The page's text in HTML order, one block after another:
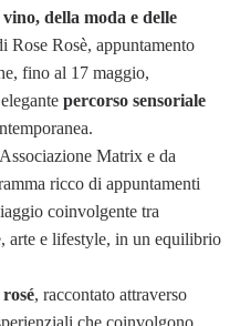
della moda e delle
Rose Rosè, appuntamento
fino al 17 maggio,
percorso sensoriale
Matrix e da
ricco di appuntamenti
coinvolgente tra
arte e lifestyle, in un equilibrio
, raccontato attraverso
che coinvolgono